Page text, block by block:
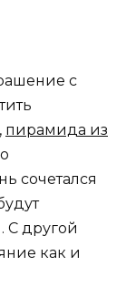
с
пирамида из
сочетался
С другой
как и